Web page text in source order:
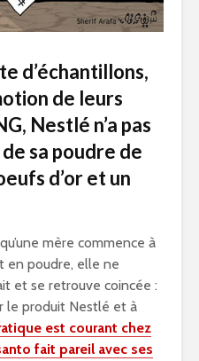
d’échantillons,
de leurs
Nestlé n’a pas
sa poudre de
d’or et un
qu’une mère commence à
en poudre, elle ne
et se retrouve coincée :
le produit Nestlé et à
est courant chez
fait pareil avec ses